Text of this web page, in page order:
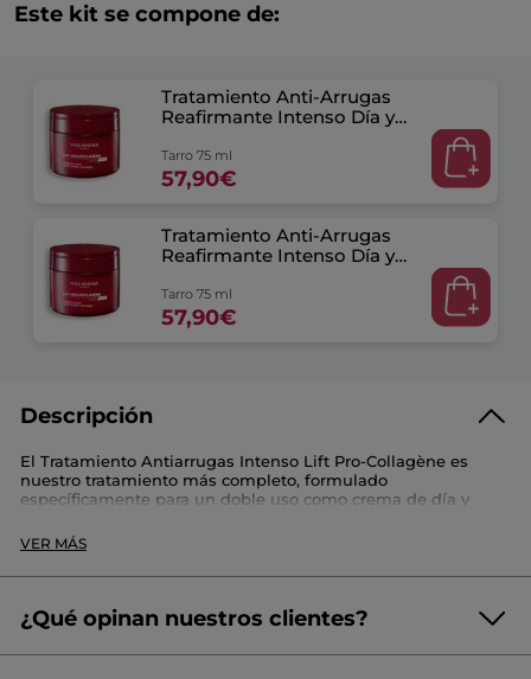
Este kit se compone de:
Tratamiento Anti-Arrugas
Reafirmante Intenso Día y
Tarro 75 ml
57,90€
Tratamiento Anti-Arrugas
Reafirmante Intenso Día y
Tarro 75 ml
57,90€
Descripción
El Tratamiento Antiarrugas Intenso Lift Pro-Collagène es
nuestro tratamiento más completo, formulado
específicamente para un doble uso como crema de día y
más profundas, para una piel instantáneamente más lisa,
rellena y nutrida. Su fórmula altamente concentrada en
Ficoide Glacial se combina con Colágeno Vegetal y Ácido
reforzada.
Referencia: SG263
VER MÁS
¿Qué opinan nuestros clientes?